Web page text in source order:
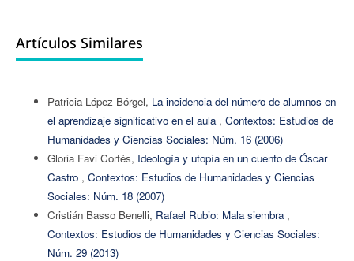
Artículos Similares
Patricia López Bórgel, La incidencia del número de alumnos en
el aprendizaje significativo en el aula , Contextos: Estudios de
Humanidades y Ciencias Sociales: Núm. 16 (2006)
Gloria Favi Cortés, Ideología y utopía en un cuento de Óscar
Castro , Contextos: Estudios de Humanidades y Ciencias
Sociales: Núm. 18 (2007)
Cristián Basso Benelli, Rafael Rubio: Mala siembra ,
Contextos: Estudios de Humanidades y Ciencias Sociales:
Núm. 29 (2013)